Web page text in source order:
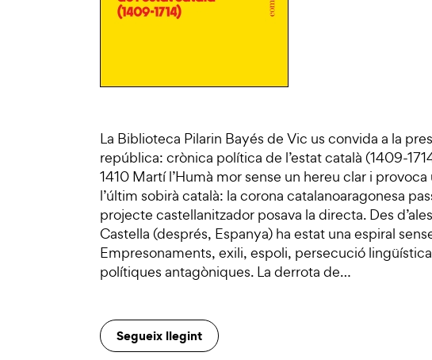
La Biblioteca Pilarin Bayés de Vic us convida a la
república: crònica política de l’estat català (1409-
1410 Martí l’Humà mor sense un hereu clar i
l’últim sobirà català: la corona catalanoaragonesa
projecte castellanitzador posava la directa. Des
Castella (després, Espanya) ha estat una espiral
Empresonaments, exili, espoli, persecució
polítiques antagòniques. La derrota de…
Segueix llegint